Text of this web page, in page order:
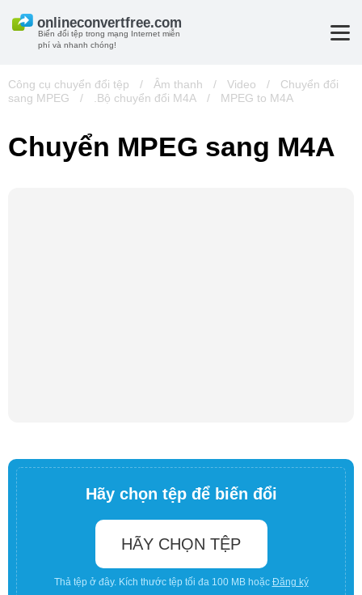
Biến đổi tệp trong mạng Internet miễn
phí và nhanh chóng!
Công cụ chuyển đổi tệp / Âm thanh / Video /
Chuyển đổi
sang MPEG
/ .Bộ chuyển đổi M4A / MPEG to M4A
Chuyển MPEG sang M4A
Hãy chọn tệp để biến đổi
HÃY CHỌN TỆP
Thả tệp ở đây. Kích thước tệp tối đa 100 MB hoặc Đăng ký